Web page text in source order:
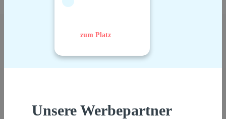
zum Platz
Unsere Werbepartner